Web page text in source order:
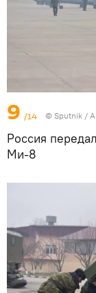
9 /14 © Sputnik /
Россия
Ми-8